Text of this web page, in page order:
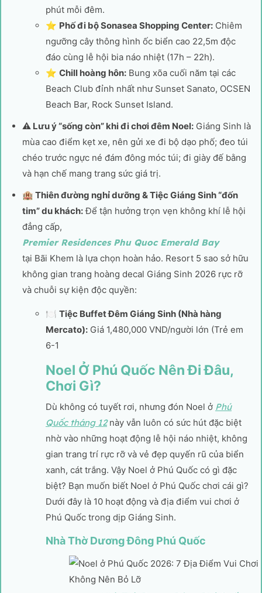
phút mỗi đêm.
⭐ Phố đi bộ Sonasea Shopping Center: Chiêm
ngưỡng cây thông hình ốc biển cao 22,5m độc
đáo cùng lễ hội bia náo nhiệt (17h – 22h).
⭐ Chill hoàng hôn: Bung xõa cuối năm tại các
Beach Club đỉnh nhất như Sunset Sanato, OCSEN
Beach Bar, Rock Sunset Island.
⚠️ Lưu ý “sống còn” khi đi chơi đêm Noel: Giáng Sinh là
mùa cao điểm kẹt xe, nên gửi xe đi bộ dạo phố; đeo túi
chéo trước ngực né đám đông móc túi; đi giày đế bằng
và hạn chế mang trang sức giá trị.
🏨 Thiên đường nghỉ dưỡng & Tiệc Giáng Sinh “đốn
tim” du khách:Để tận hưởng trọn vẹn không khí lễ hội
đẳng cấp,
Premier Residences Phu Quoc Emerald Bay
tại Bãi Khem là lựa chọn hoàn hảo. Resort 5 sao sở hữu
không gian trang hoàng decal Giáng Sinh 2026 rực rỡ
và chuỗi sự kiện độc quyền:
🍽️ Tiệc Buffet Đêm Giáng Sinh (Nhà hàng
Mercato): Giá 1,480,000 VND/người lớn (Trẻ em
6-1
Noel Ở Phú Quốc Nên Đi Đâu,
Chơi Gì?
Dù không có tuyết rơi, nhưng đón Noel ở Phú
Quốc tháng 12này vẫn luôn có sức hút đặc biệt
nhờ vào những hoạt động lễ hội náo nhiệt, không
gian trang trí rực rỡ và vẻ đẹp quyến rũ của biển
xanh, cát trắng. Vậy Noel ở Phú Quốc có gì đặc
biệt? Bạn muốn biết Noel ở Phú Quốc chơi cái gì?
Dưới đây là 10 hoạt động và địa điểm vui chơi ở
Phú Quốc trong dịp Giáng Sinh.
Nhà Thờ Dương Đông Phú Quốc